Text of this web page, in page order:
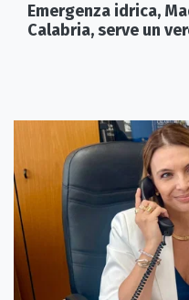
Emergenza idrica,
Calabria, serve un